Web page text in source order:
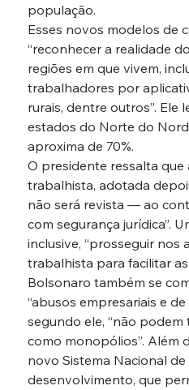
população.
Esses novos modelos de
“reconhecer a realidade
regiões em que vivem,
trabalhadores por
rurais, dentre outros”. Ele
estados do Norte do
aproxima de 70%.
O presidente ressalta que
trabalhista, adotada
não será revista — ao
com segurança jurídica”.
inclusive, “prosseguir nos
trabalhista para facilitar
Bolsonaro também se
“abusos empresariais e
segundo ele, “não
como monopólios”. Além
novo Sistema Nacional
desenvolvimento, que